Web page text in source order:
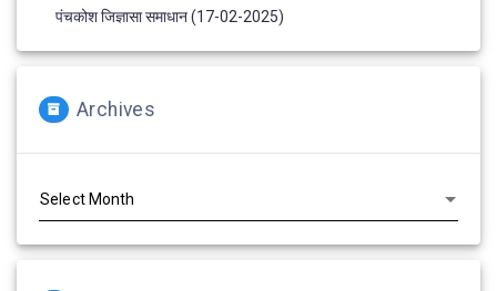
पंचकोश जिज्ञासा समाधान (17-02-2025)
Archives